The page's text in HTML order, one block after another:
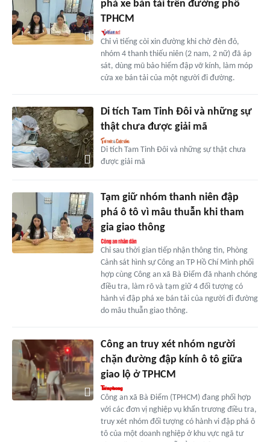
phá xe bán tải trên đường phố
TPHCM
Chỉ vì tiếng còi xin đường khi chờ đèn đỏ,
nhóm 4 thanh thiếu niên (2 nam, 2 nữ) đã áp
sát, dùng mũ bảo hiểm đập vỡ kính, làm móp
cửa xe bán tải của một người đi đường.
Di tích Tam Tinh Đôi và những sự
thật chưa được giải mã
Di tích Tam Tinh Đôi và những sự thật chưa
được giải mã
Tạm giữ nhóm thanh niên đập
phá ô tô vì mâu thuẫn khi tham
gia giao thông
Chỉ sau thời gian tiếp nhận thông tin, Phòng
Cảnh sát hình sự Công an TP Hồ Chí Minh phối
hợp cùng Công an xã Bà Điểm đã nhanh chóng
điều tra, làm rõ và tạm giữ 4 đối tượng có
hành vi đập phá xe bán tải của người đi đường
do mâu thuẫn giao thông.
Công an truy xét nhóm người
chặn đường đập kính ô tô giữa
giao lộ ở TPHCM
Công an xã Bà Điểm (TPHCM) đang phối hợp
với các đơn vị nghiệp vụ khẩn trương điều tra,
truy xét nhóm đối tượng có hành vi đập phá ô
tô của một doanh nghiệp ở khu vực ngã tư